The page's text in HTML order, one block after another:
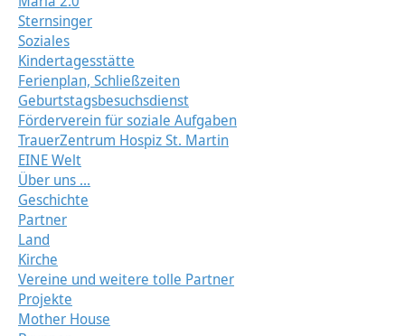
Sternsinger
Soziales
Kindertagesstätte
Ferienplan, Schließzeiten
Geburtstagsbesuchsdienst
Förderverein für soziale Aufgaben
TrauerZentrum Hospiz St. Martin
EINE Welt
Über uns ...
Geschichte
Partner
Land
Kirche
Vereine und weitere tolle Partner
Projekte
Mother House